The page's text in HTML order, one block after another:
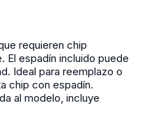
requieren chip
El espadín incluido puede
Ideal para reemplazo o
chip con espadín.
al modelo, incluye